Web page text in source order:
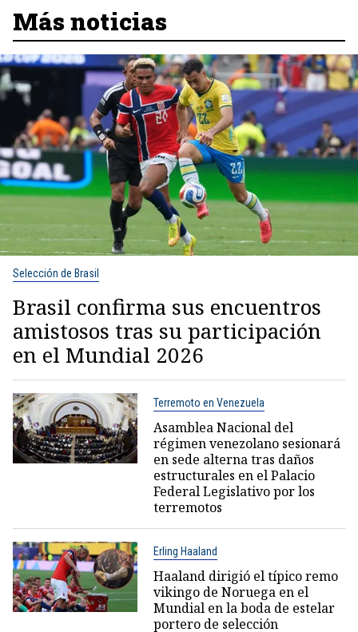
Más noticias
Selección de Brasil
Brasil confirma sus encuentros
amistosos tras su participación
en el Mundial 2026
Terremoto en Venezuela
Asamblea Nacional del
régimen venezolano sesionará
en sede alterna tras daños
estructurales en el Palacio
Federal Legislativo por los
terremotos
Erling Haaland
Haaland dirigió el típico remo
vikingo de Noruega en el
Mundial en la boda de estelar
portero de selección